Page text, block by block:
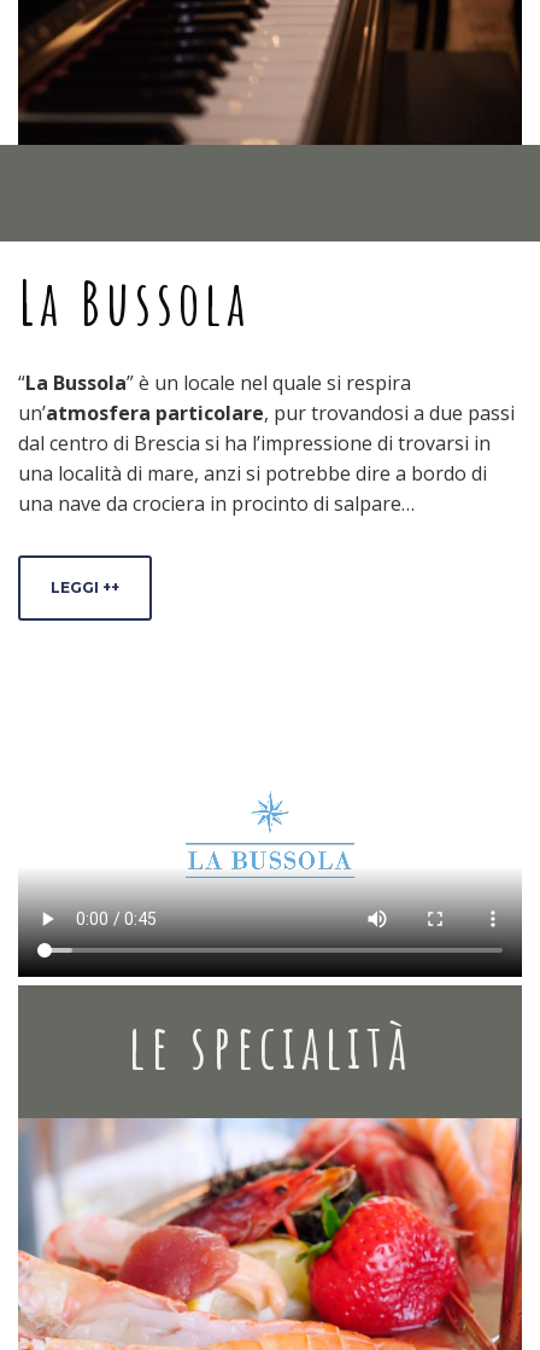
La Bussola
“La Bussola” è un locale nel quale si respira
un’atmosfera particolare, pur trovandosi a due passi
dal centro di Brescia si ha l’impressione di trovarsi in
una località di mare, anzi si potrebbe dire a bordo di
una nave da crociera in procinto di salpare…
LEGGI ++
le specialità